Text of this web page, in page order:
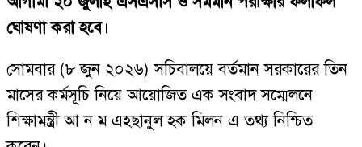
ঘোষণা করা হবে।
সোমবার (৮ জুন ২০২৬) সচিবালয়ে বর্তমান সরকারের তিন
মাসের কর্মসূচি নিয়ে আয়োজিত এক সংবাদ সম্মেলনে
শিক্ষামন্ত্রী আ ন ম এহছানুল হক মিলন এ তথ্য নিশ্চিত